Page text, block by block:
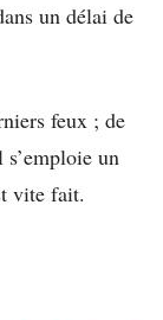
un délai de
feux ; de
un
vite fait.